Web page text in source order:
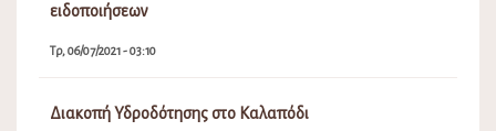
ειδοποιήσεων
Τρ, 06/07/2021 - 03:10
Διακοπή Υδροδότησης στο Καλαπόδι